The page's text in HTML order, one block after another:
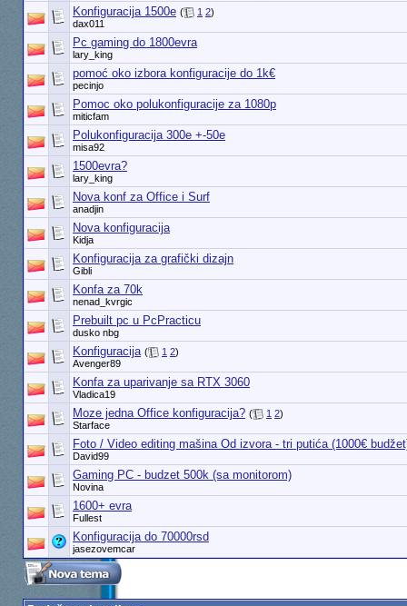
Konfiguracija 1500e ( 1 2)
dax011
Pc gaming do 1800evra
lary_king
pomoć oko izbora konfiguracije do 1k€
pecinjo
Pomoc oko polukonfiguracije za 1080p
miticfam
Polukonfiguracija 300e +-50e
misa92
1500evra?
lary_king
Nova konf za Office i Surf
anadjin
Nova konfiguracija
Kidja
Konfiguracija za grafički dizajn
Gibli
Konfa za 70k
nenad_kvrgic
Prebuilt pc u PcPracticu
dusko nbg
Konfiguracija ( 1 2)
Avenger89
Konfa za uparivanje sa RTX 3060
Vladica19
Moze jedna Office konfiguracija? ( 1 2)
Starface
Foto / Video editing mašina Od izvora - tri putića (1000€
David99
Gaming PC - budzet 500k (sa monitorom)
Novina
1600+ evra
Fullest
Konfiguracija do 70000rsd
jasezovemcar